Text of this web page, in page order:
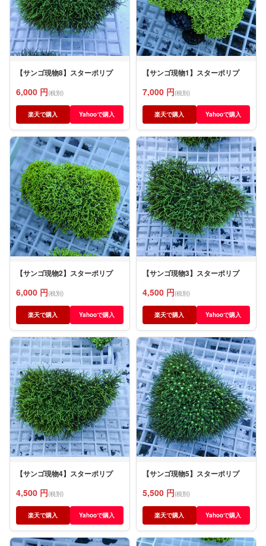
【サンゴ現物8】スターポリプ
6,000 円(税別)
楽天で購入 Yahooで購入
【サンゴ現物1】スターポリプ
7,000 円(税別)
楽天で購入 Yahooで購入
【サンゴ現物2】スターポリプ
6,000 円(税別)
楽天で購入 Yahooで購入
【サンゴ現物3】スターポリプ
4,500 円(税別)
楽天で購入 Yahooで購入
【サンゴ現物4】スターポリプ
4,500 円(税別)
楽天で購入 Yahooで購入
【サンゴ現物5】スターポリプ
5,500 円(税別)
楽天で購入 Yahooで購入